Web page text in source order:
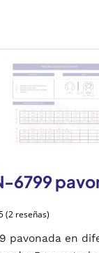
6799
pavonada en